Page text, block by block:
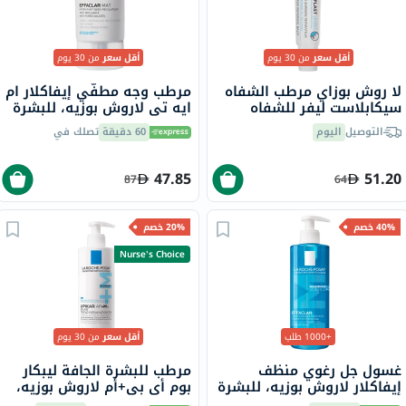
أقل سعرمن 30 يوم
لا روش بوزاي مرطب الشفاه
سيكابلاست ليفر للشفاه
الجافة والمتشققة 7.5 مل
التوصيل اليوم
51.20
64
أقل سعرمن 30 يوم
مرطب وجه مطفّي إيفاكلار ام
ايه تي لاروش بوزيه، للبشرة
الدهنية - 40 مل
60 دقيقة تصلك في
47.85
87
40% خصم
+1000 طلب
غسول جل رغوي منظف
إيفاكلار لاروش بوزيه، للبشرة
20% خصم
Nurse's Choice
أقل سعرمن 30 يوم
مرطب للبشرة الجافة ليبكار
بوم أي بي+أم لاروش بوزيه،